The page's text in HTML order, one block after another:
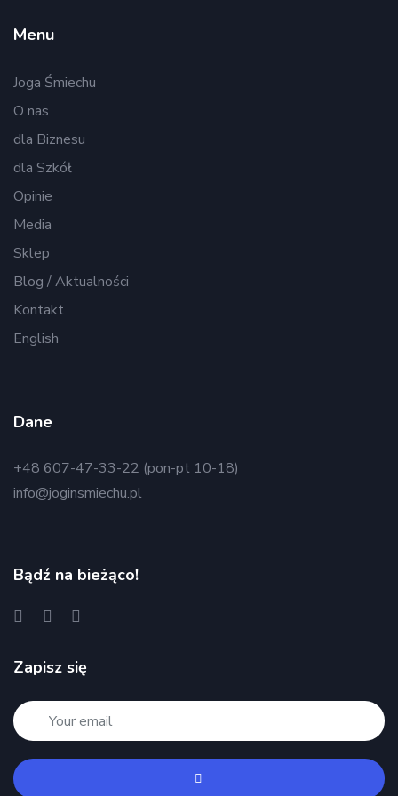
Menu
Joga Śmiechu
O nas
dla Biznesu
dla Szkół
Opinie
Media
Sklep
Blog / Aktualności
Kontakt
English
Dane
+48 607-47-33-22 (pon-pt 10-18)
info@joginsmiechu.pl
Bądź na bieżąco!
Zapisz się